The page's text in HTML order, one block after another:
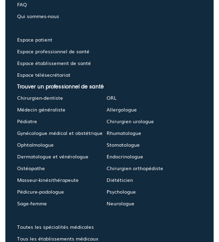
FAQ
Qui sommes-nous
Espace patient
Espace professionnel de santé
Espace établissement de santé
Espace télésecrétariat
Trouver un professionnel de santé
Chirurgien-dentiste
Médecin généraliste
Pédiatre
Gynécologue médical et obstétrique
Ophtalmologue
Dermatologue et vénérologue
Ostéopathe
Masseur-kinésithérapeute
Pédicure-podologue
Sage-femme
Toutes les spécialités médicales
Tous les établissements médicaux
ORL
Allergologue
Chirurgien urologue
Rhumatologue
Stomatologue
Endocrinologue
Chirurgien orthopédiste
Diététicien
Psychologue
Neurologue